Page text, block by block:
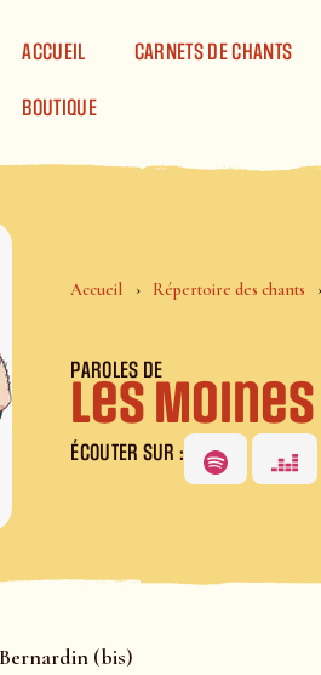
ACCUEIL
CARNETS DE CHANTS
BOUTIQUE
Accueil Répertoire des chants
PAROLES DE
Les
ÉCOUTER SUR :
(bis)